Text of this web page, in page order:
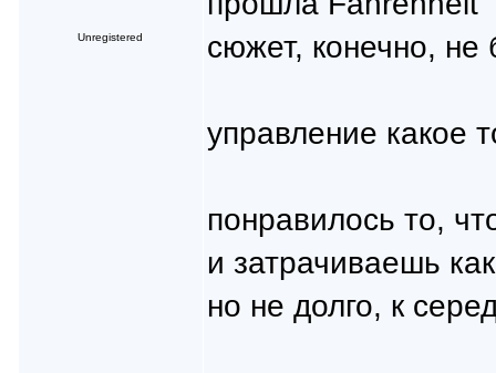
Unregistered
сюжет, конечно, не
управление какое
понравилось то,
и затрачиваешь
но не долго, к